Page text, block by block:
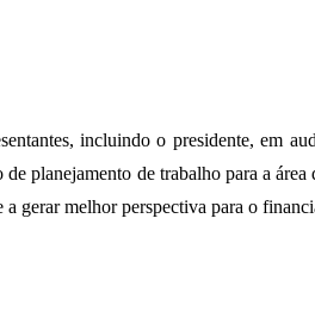
incluindo o presidente, em
planejamento de trabalho para a
gerar melhor perspectiva para o